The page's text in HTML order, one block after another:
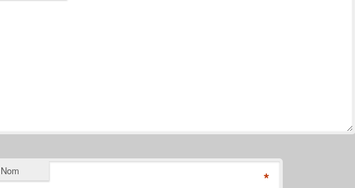
Nom *